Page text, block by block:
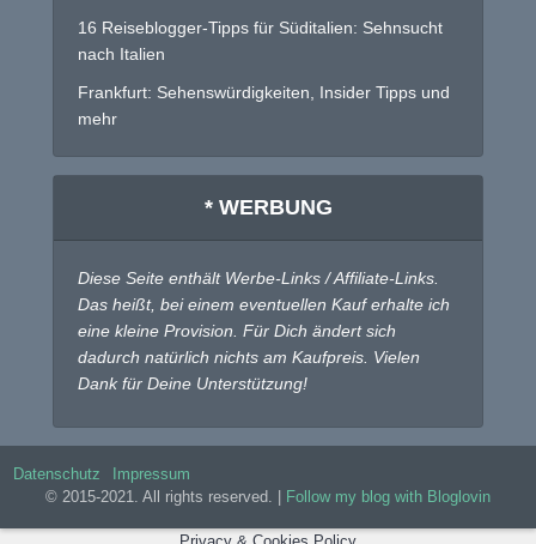
16 Reiseblogger-Tipps für Süditalien: Sehnsucht
nach Italien
Frankfurt: Sehenswürdigkeiten, Insider Tipps und
mehr
* WERBUNG
Diese Seite enthält Werbe-Links / Affiliate-Links.
Das heißt, bei einem eventuellen Kauf erhalte ich
eine kleine Provision. Für Dich ändert sich
dadurch natürlich nichts am Kaufpreis. Vielen
Dank für Deine Unterstützung!
Datenschutz
Impressum
© 2015-2021. All rights reserved. |
Follow my blog with Bloglovin